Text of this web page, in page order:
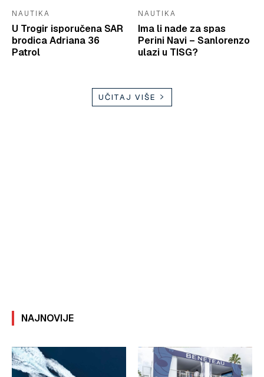
NAUTIKA
U Trogir isporučena SAR
brodica Adriana 36
Patrol
NAUTIKA
Ima li nade za spas
Perini Navi – Sanlorenzo
ulazi u TISG?
UČITAJ VIŠE
NAJNOVIJE